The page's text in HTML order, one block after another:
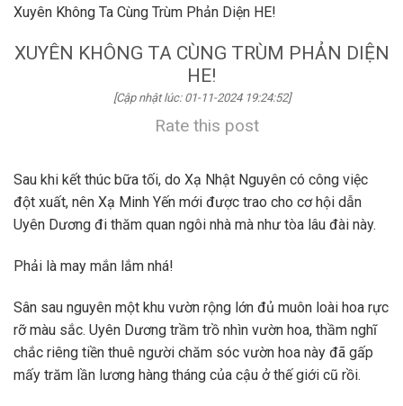
Xuyên Không Ta Cùng Trùm Phản Diện HE!
XUYÊN KHÔNG TA CÙNG TRÙM PHẢN DIỆN
HE!
[Cập nhật lúc: 01-11-2024 19:24:52]
Rate this post
Sau khi kết thúc bữa tối, do Xạ Nhật Nguyên có công việc
đột xuất, nên Xạ Minh Yến mới được trao cho cơ hội dẫn
Uyên Dương đi thăm quan ngôi nhà mà như tòa lâu đài này.
Phải là may mắn lắm nhá!
Sân sau nguyên một khu vườn rộng lớn đủ muôn loài hoa rực
rỡ màu sắc. Uyên Dương trầm trồ nhìn vườn hoa, thầm nghĩ
chắc riêng tiền thuê người chăm sóc vườn hoa này đã gấp
mấy trăm lần lương hàng tháng của cậu ở thế giới cũ rồi.